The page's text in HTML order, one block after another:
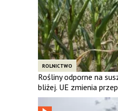
ROLNICTWO
Rośliny odporne na
bliżej. UE zmienia